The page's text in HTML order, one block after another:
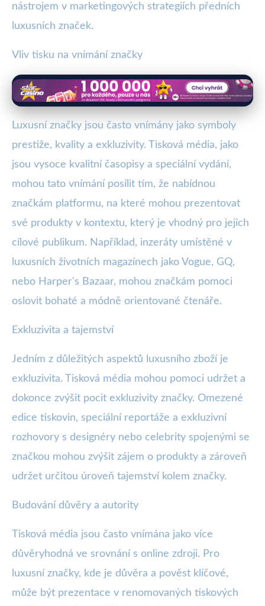
nástrojem v marketingových strategiích předních
luxusních značek.
Vliv tisku na vnímání značky
Luxusní značky jsou často vnímány jako symboly
prestiže, kvality a exkluzivity. Tisková média, jako
jsou vysoce kvalitní časopisy a speciální vydání,
mohou tato vnímání posílit tím, že nabídnou
značkám platformu, na které mohou prezentovat
své produkty v kontextu, který je vhodný pro jejich
cílové publikum. Například, inzeráty umístěné v
luxusních životních magazínech jako Vogue, GQ,
nebo Harper's Bazaar, mohou značkám pomoci
oslovit bohaté a módně orientované čtenáře.
Exkluzivita a tajemství
Jedním z důležitých aspektů luxusního zboží je
exkluzivita. Tisková média mohou pomoci udržet a
dokonce zvýšit pocit exkluzivity značky. Omezené
edice tiskovin, speciální reportáže a exkluzivní
rozhovory s designéry nebo celebrity spojenými se
značkou mohou zvýšit zájem o produkty a zároveň
udržet určitou úroveň tajemství kolem značky.
Budování důvěry a autority
Tisková média jsou často vnímána jako více
důvěryhodná ve srovnání s online zdroji. Pro
luxusní značky, kde je důvěra a pověst klíčové,
může být prezentace v renomovaných tiskových